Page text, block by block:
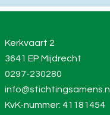
Kerkvaart 2
3641 EP Mijdrecht
0297-230280
info@stichtingsamens.nl
KvK-nummer: 41181454